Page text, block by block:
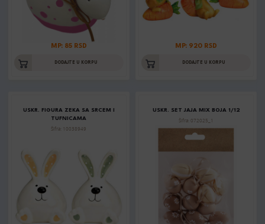
MP: 85 RSD
DODAJTE U KORPU
MP: 920 RSD
DODAJTE U KORPU
USKR. FIGURA ZEKA SA SRCEM I
TUFNICAMA
Šifra: 10038949
USKR. SET JAJA MIX BOJA 1/12
Šifra: 072025_1